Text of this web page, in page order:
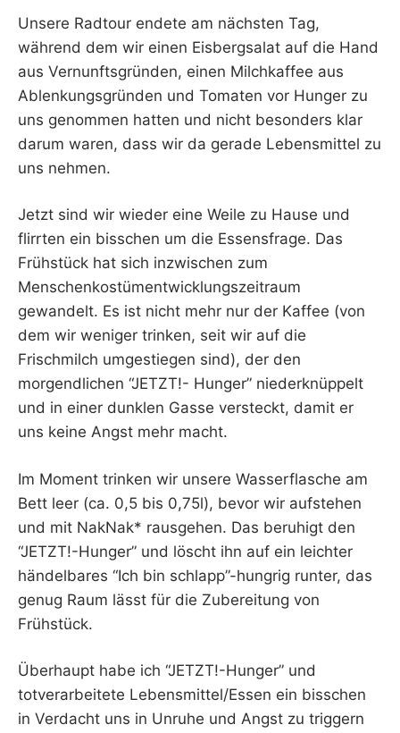
Unsere Radtour endete am nächsten Tag,
während dem wir einen Eisbergsalat auf die Hand
aus Vernunftsgründen, einen Milchkaffee aus
Ablenkungsgründen und Tomaten vor Hunger zu
uns genommen hatten und nicht besonders klar
darum waren, dass wir da gerade Lebensmittel zu
uns nehmen.
Jetzt sind wir wieder eine Weile zu Hause und
flirrten ein bisschen um die Essensfrage. Das
Frühstück hat sich inzwischen zum
Menschenkostümentwicklungszeitraum
gewandelt. Es ist nicht mehr nur der Kaffee (von
dem wir weniger trinken, seit wir auf die
Frischmilch umgestiegen sind), der den
morgendlichen “JETZT!- Hunger” niederknüppelt
und in einer dunklen Gasse versteckt, damit er
uns keine Angst mehr macht.
Im Moment trinken wir unsere Wasserflasche am
Bett leer (ca. 0,5 bis 0,75l), bevor wir aufstehen
und mit NakNak* rausgehen. Das beruhigt den
“JETZT!-Hunger” und löscht ihn auf ein leichter
händelbares “Ich bin schlapp”-hungrig runter, das
genug Raum lässt für die Zubereitung von
Frühstück.
Überhaupt habe ich “JETZT!-Hunger” und
totverarbeitete Lebensmittel/Essen ein bisschen
in Verdacht uns in Unruhe und Angst zu triggern